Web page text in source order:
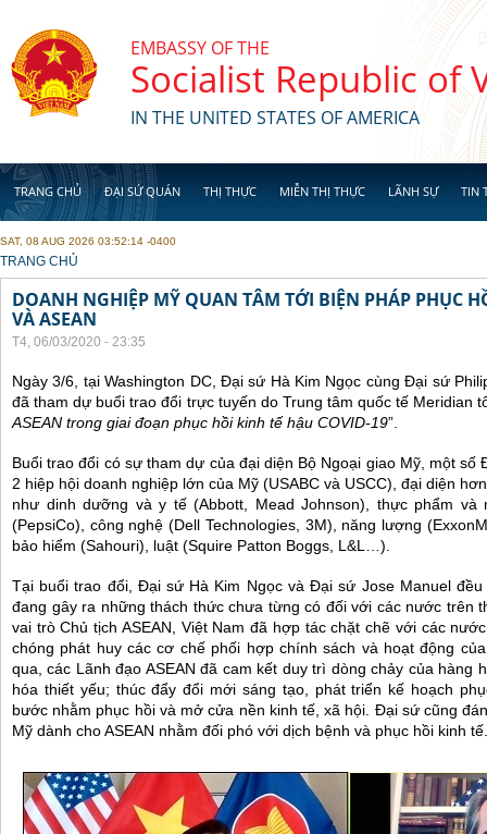
EMBASSY OF THE
Socialist Republic of
IN THE UNITED STATES OF AMERICA
TRANG CHỦ ĐẠI SỨ QUÁN THỊ THỰC MIỄN THỊ THỰC LÃNH SỰ TIN
SAT, 08 AUG 2026 03:52:14 -0400
YOU ARE HERE
TRANG CHỦ
DOANH NGHIỆP MỸ QUAN TÂM TỚI BIỆN PHÁP PHỤC
VÀ ASEAN
T4, 06/03/2020 - 23:35
Ngày 3/6, tại Washington DC, Đại sứ Hà Kim Ngọc cùng Đại sứ
đã tham dự buổi trao đổi trực tuyến do Trung tâm quốc tế Meridian
ASEAN trong giai đoạn phục hồi kinh tế hậu COVID-19”.
Buổi trao đổi có sự tham dự của đại diện Bộ Ngoại giao Mỹ, một số
2 hiệp hội doanh nghiệp lớn của Mỹ (USABC và USCC), đại diện
như dinh dưỡng và y tế (Abbott, Mead Johnson), thực phẩm và
(PepsiCo), công nghệ (Dell Technologies, 3M), năng lượng
bảo hiểm (Sahouri), luật (Squire Patton Boggs, L&L…).
Tại buổi trao đổi, Đại sứ Hà Kim Ngọc và Đại sứ Jose Manuel đều
đang gây ra những thách thức chưa từng có đối với các nước trên
vai trò Chủ tịch ASEAN, Việt Nam đã hợp tác chặt chẽ với các
chóng phát huy các cơ chế phối hợp chính sách và hoạt động
qua, các Lãnh đạo ASEAN đã cam kết duy trì dòng chảy của hàng
hóa thiết yếu; thúc đẩy đổi mới sáng tạo, phát triển kế hoạch
bước nhằm phục hồi và mở cửa nền kinh tế, xã hội. Đại sứ cũng
Mỹ dành cho ASEAN nhằm đối phó với dịch bệnh và phục hồi kinh tế.